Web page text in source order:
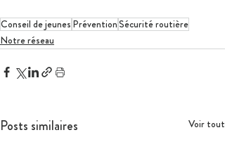
Conseil de jeunes PréventionSécurité routière
Notre réseau
Posts similaires Voir tout